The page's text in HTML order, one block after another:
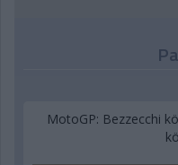
MotoGP: Bezzecchi